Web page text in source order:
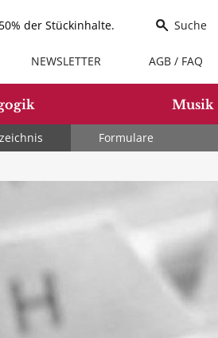
Formulare
Musik
NEWSLETTER AGB / FAQ
Suche
der Stückinhalte.